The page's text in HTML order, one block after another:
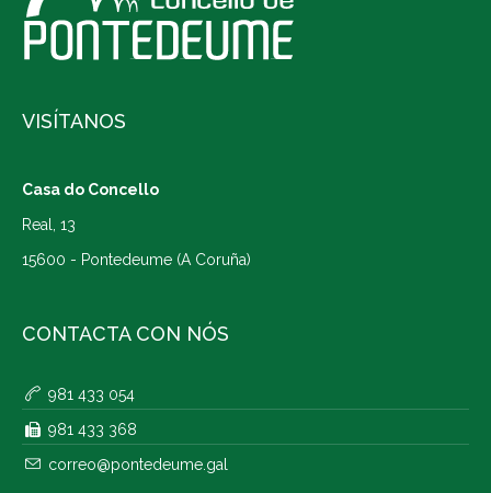
VISÍTANOS
Casa do Concello
Real, 13
15600 - Pontedeume (A Coruña)
CONTACTA CON NÓS
981 433 054
981 433 368
correo@pontedeume.gal